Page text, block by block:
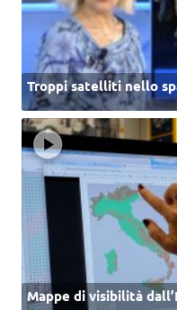
Troppi satelliti nello
Mappe di visibilità